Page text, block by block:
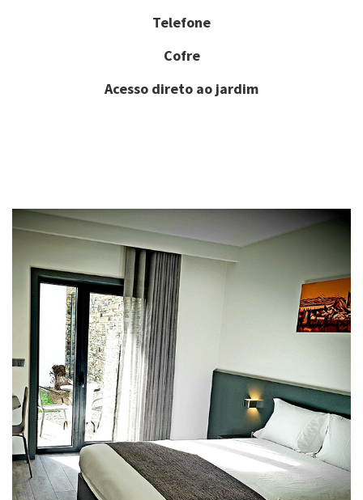
Telefone
Cofre
Acesso direto ao jardim